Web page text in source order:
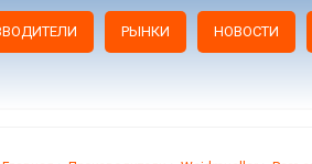
РЫНКИ НОВОСТИ